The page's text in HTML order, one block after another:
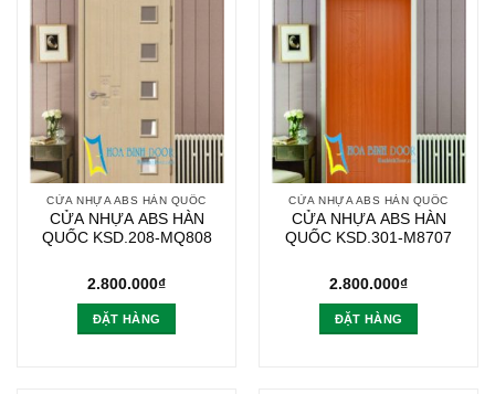
CỬA NHỰA ABS HÀN QUỐC
CỬA NHỰA ABS HÀN
QUỐC KSD.208-MQ808
2.800.000₫
ĐẶT HÀNG
CỬA NHỰA ABS HÀN QUỐC
CỬA NHỰA ABS HÀN
QUỐC KSD.301-M8707
2.800.000₫
ĐẶT HÀNG